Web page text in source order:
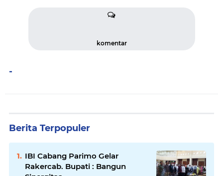
komentar
-
Berita Terpopuler
IBI Cabang Parimo Gelar
Rakercab. Bupati : Bangun